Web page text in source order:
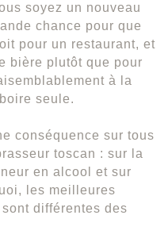
soyez un nouveau
chance pour que
pour un restaurant, et
bière plutôt que pour
à la
seule.
conséquence sur tous
toscan : sur la
en alcool et sur
les meilleures
différentes des